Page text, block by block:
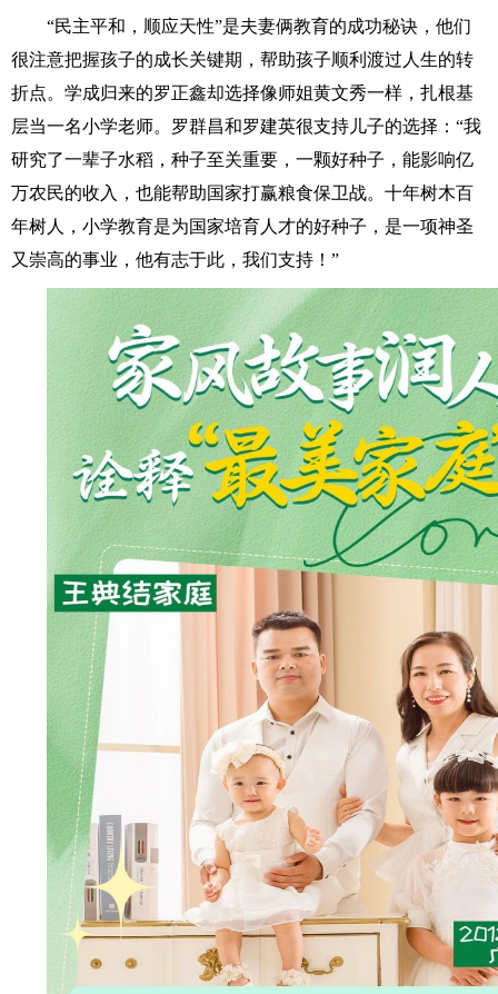
“民主平和，顺应天性”是夫妻俩教育的成功秘诀，他们
很注意把握孩子的成长关键期，帮助孩子顺利渡过人生的转
折点。学成归来的罗正鑫却选择像师姐黄文秀一样，扎根基
层当一名小学老师。罗群昌和罗建英很支持儿子的选择：“我
研究了一辈子水稻，种子至关重要，一颗好种子，能影响亿
万农民的收入，也能帮助国家打赢粮食保卫战。十年树木百
年树人，小学教育是为国家培育人才的好种子，是一项神圣
又崇高的事业，他有志于此，我们支持！”